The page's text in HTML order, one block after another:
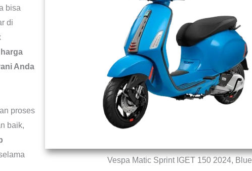
bisa
di
harga
Anda
proses
baik,
Vespa Matic Sprint IGET 150 2024, Blue